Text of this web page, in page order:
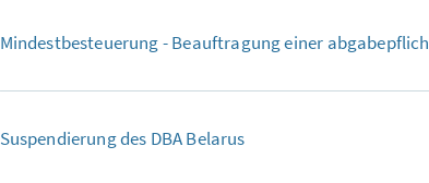
Mindestbesteuerung - Beauftragung einer
Suspendierung des DBA Belarus